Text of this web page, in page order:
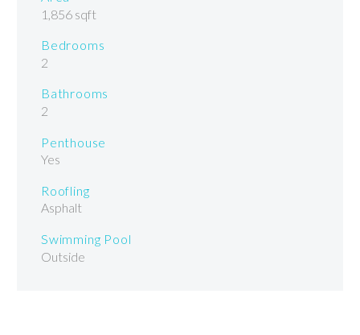
1,856 sqft
Bedrooms
2
Bathrooms
2
Penthouse
Yes
Roofling
Asphalt
Swimming Pool
Outside